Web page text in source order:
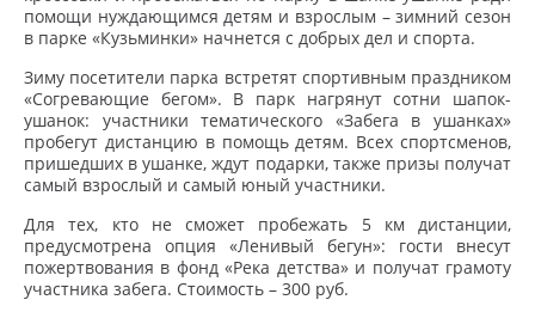
помощи нуждающимся детям и взрослым – зимний сезон
в парке «Кузьминки» начнется с добрых дел и спорта.
Зиму посетители парка встретят спортивным праздником
«Согревающие бегом». В парк нагрянут сотни шапок-
ушанок: участники тематического «Забега в ушанках»
пробегут дистанцию в помощь детям. Всех спортсменов,
пришедших в ушанке, ждут подарки, также призы получат
самый взрослый и самый юный участники.
Для тех, кто не сможет пробежать 5 км дистанции,
предусмотрена опция «Ленивый бегун»: гости внесут
пожертвования в фонд «Река детства» и получат грамоту
участника забега. Стоимость – 300 руб.